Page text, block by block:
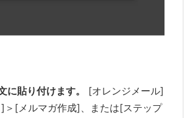
に貼り付けます。
[オレンジメール]
]＞[メルマガ作成]、または[ステップ